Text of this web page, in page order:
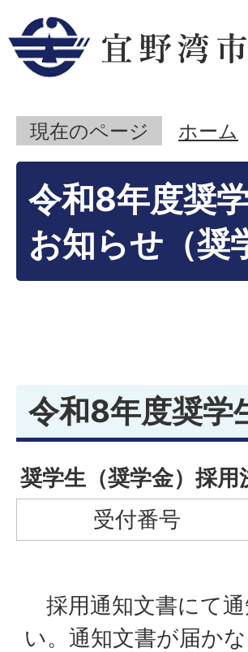
現在のページ ホーム
令和8年度奨
お知らせ（奨
令和8年度奨学
奨学生（奨学金）採
受付番号
採用通知文書にて
い。通知文書が届か